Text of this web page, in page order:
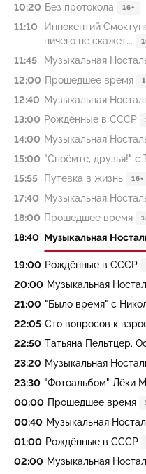
10:20 Без протокола 16+
11:10
Иннокентий
ничего не скажет...
11:45 Музыкальная
12:00 Прошедшее время
12:40 Музыкальная
13:00 Рождённые в СССР
14:00 Музыкальная
15:00 "Споёмте, друзья!" с
15:55 Путевка в жизнь 16+
17:40 Музыкальная
18:00 Прошедшее время
18:40 Музыкальная
19:00 Рождённые в СССР
20:00 Музыкальная
21:00 "Было время" с
22:05 Сто вопросов к
22:50 Татьяна Пельтцер.
23:20 Музыкальная
23:30 "Фотоальбом" Лёки
00:00 Прошедшее время
00:40 Музыкальная
01:00 Рождённые в СССР
02:00 Музыкальная